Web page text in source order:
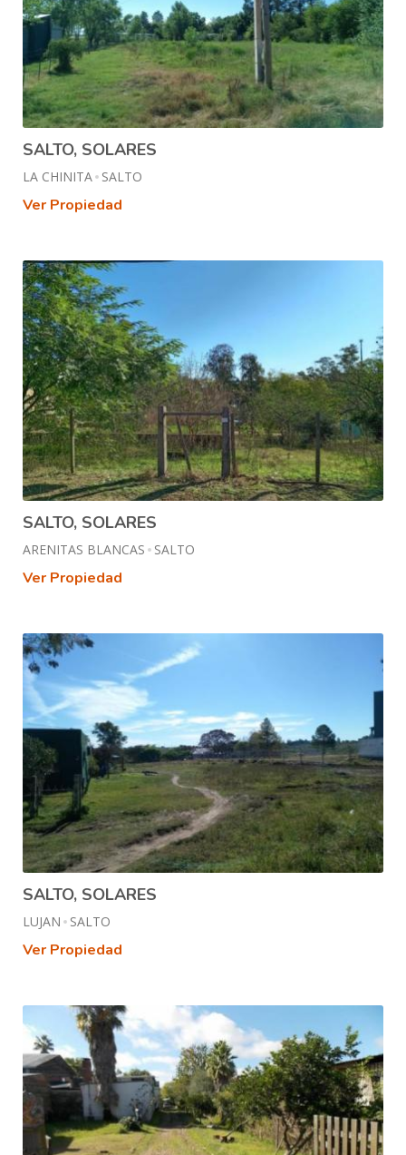
SALTO, SOLARES
LA CHINITA SALTO
Ver Propiedad
SALTO, SOLARES
ARENITAS BLANCAS SALTO
Ver Propiedad
SALTO, SOLARES
LUJAN SALTO
Ver Propiedad